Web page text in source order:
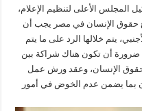
المجلس الأعلى لتنظيم الإعلام،
حقوق الإنسان في مصر يجب أن
يتم خلالها الرد على ما يتم
ضرورة أن تكون هناك شراكة بين
الإنسان، وعقد ورش عمل
بما يضمن عدم الخوض في أمور